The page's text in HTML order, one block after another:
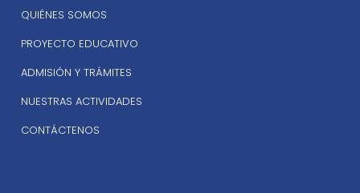
QUIÉNES SOMOS
PROYECTO EDUCATIVO
ADMISIÓN Y TRÁMITES
NUESTRAS ACTIVIDADES
CONTÁCTENOS